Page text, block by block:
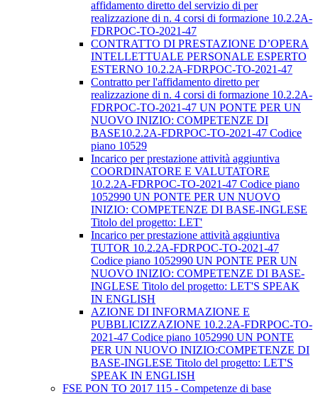
affidamento diretto del servizio di per
realizzazione di n. 4 corsi di formazione 10.2.2A-
FDRPOC-TO-2021-47
CONTRATTO DI PRESTAZIONE D’OPERA
INTELLETTUALE PERSONALE ESPERTO
ESTERNO 10.2.2A-FDRPOC-TO-2021-47
Contratto per l'affidamento diretto per
realizzazione di n. 4 corsi di formazione 10.2.2A-
FDRPOC-TO-2021-47 UN PONTE PER UN
NUOVO INIZIO: COMPETENZE DI
BASE10.2.2A-FDRPOC-TO-2021-47 Codice
piano 10529
Incarico per prestazione attività aggiuntiva
COORDINATORE E VALUTATORE
10.2.2A-FDRPOC-TO-2021-47 Codice piano
1052990 UN PONTE PER UN NUOVO
INIZIO: COMPETENZE DI BASE-INGLESE
Titolo del progetto: LET'
Incarico per prestazione attività aggiuntiva
TUTOR 10.2.2A-FDRPOC-TO-2021-47
Codice piano 1052990 UN PONTE PER UN
NUOVO INIZIO: COMPETENZE DI BASE-
INGLESE Titolo del progetto: LET'S SPEAK
IN ENGLISH
AZIONE DI INFORMAZIONE E
PUBBLICIZZAZIONE 10.2.2A-FDRPOC-TO-
2021-47 Codice piano 1052990 UN PONTE
PER UN NUOVO INIZIO:COMPETENZE DI
BASE-INGLESE Titolo del progetto: LET'S
SPEAK IN ENGLISH
FSE PON TO 2017 115 - Competenze di base